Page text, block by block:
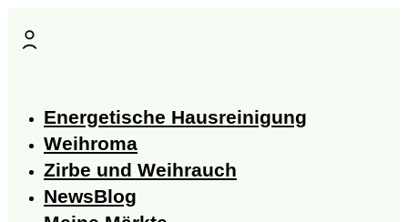
Inhalt
Energetische Hausreinigung
Weihroma
Zirbe und Weihrauch
NewsBlog